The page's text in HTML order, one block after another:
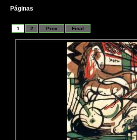
Páginas
1 2 Prox Final